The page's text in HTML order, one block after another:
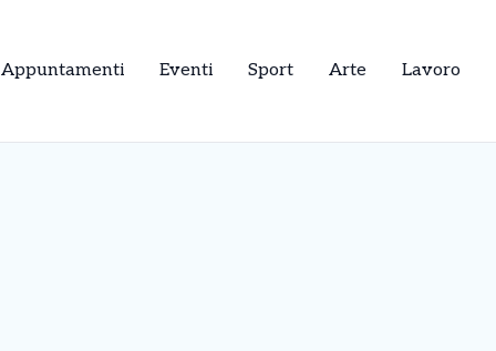
Appuntamenti Eventi Sport Arte Lavoro